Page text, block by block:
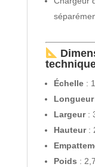
Échelle:
Longueur
Largeur:
Hauteur:
Poids :